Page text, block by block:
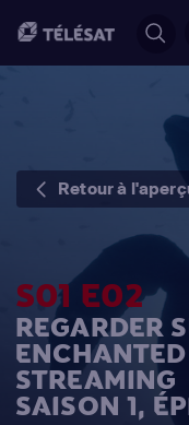
Retour à
S01 E02
REGARDER
STREAMING
SAISON 1,